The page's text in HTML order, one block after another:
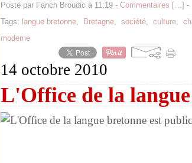
Posté par Fanch Broudic à 11:19 - Commentaires […] -
Tags: langue bretonne, Bretagne, société, culture,
moderne
14 octobre 2010
L'Office de la